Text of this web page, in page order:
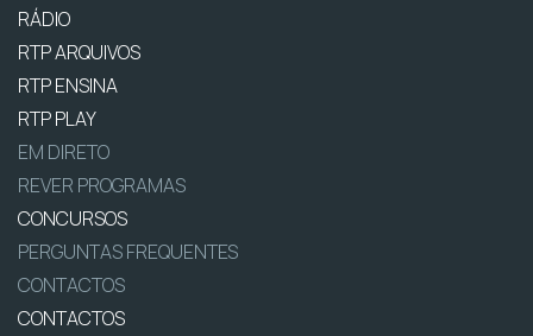
RÁDIO
RTP ARQUIVOS
RTP ENSINA
RTP PLAY
EM DIRETO
REVER PROGRAMAS
CONCURSOS
PERGUNTAS FREQUENTES
CONTACTOS
CONTACTOS